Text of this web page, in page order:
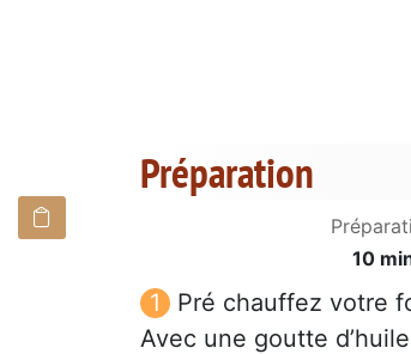
Préparation
10
Pré chauffez votre
Avec une goutte